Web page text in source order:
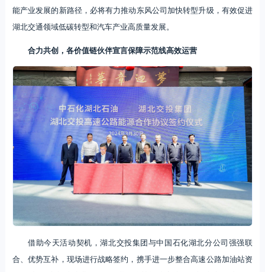
能产业发展的新路径，必将有力推动东风公司加快转型升级，有效促进
湖北交通领域低碳转型和汽车产业高质量发展。
合力共创，各价值链伙伴宣言保障示范线高效运营
借助今天活动契机，湖北交投集团与中国石化湖北分公司强强联
合、优势互补，现场进行战略签约，携手进一步整合高速公路加油站资